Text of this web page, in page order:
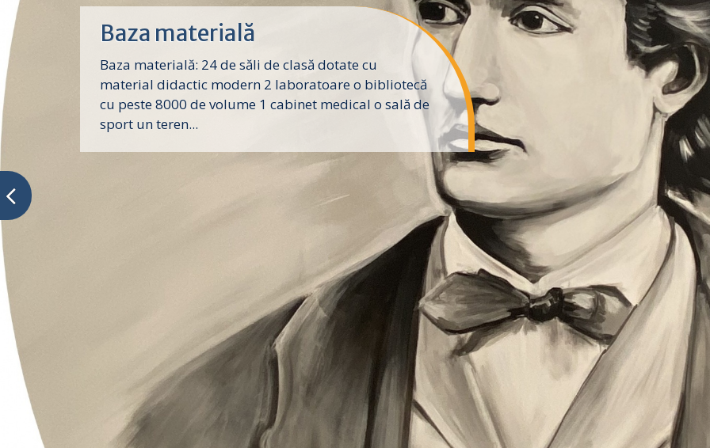
Baza materială
Baza materială: 24 de săli de clasă dotate cu
material didactic modern 2 laboratoare o bibliotecă
cu peste 8000 de volume 1 cabinet medical o sală de
sport un teren...